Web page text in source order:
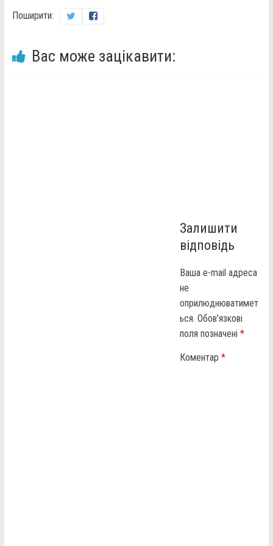
Поширити:
Вас може зацікавити:
Залишити
відповідь
Ваша e-mail адреса
не
оприлюднюватимет
ься. Обов’язкові
поля позначені*
Коментар*